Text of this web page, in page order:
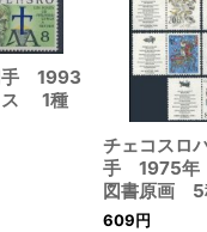
手 1993
ス 1種
チェコスロ
手 1975年
図書原画
609円